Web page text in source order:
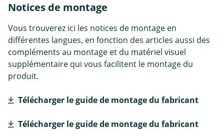
Notices de montage
Vous trouverez ici les notices de montage en
différentes langues, en fonction des articles aussi des
compléments au montage et du matériel visuel
supplémentaire qui vous facilitent le montage du
produit.
Télécharger le guide de montage du fabricant
Télécharger le guide de montage du fabricant